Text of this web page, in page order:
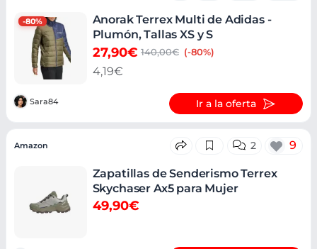
-80%
Anorak Terrex Multi de Adidas -
Plumón, Tallas XS y S
27,90€ 140,00€ (-80%)
4,19€
Sara84 Ir a la oferta
Amazon 2 9
Zapatillas de Senderismo Terrex
Skychaser Ax5 para Mujer
49,90€